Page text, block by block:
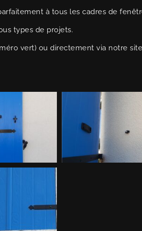
à tous les cadres de
types de projets.
vert) ou directement via notre